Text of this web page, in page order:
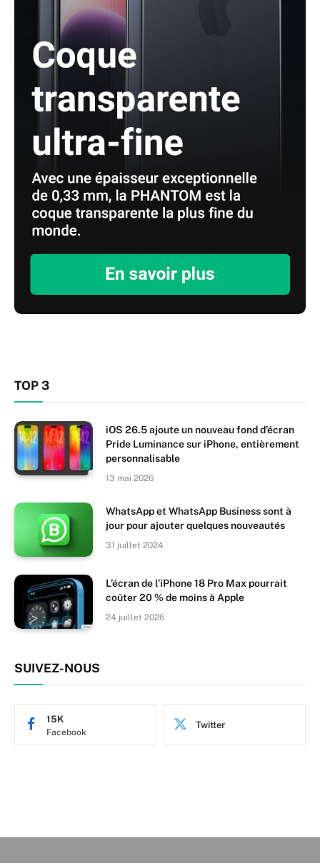
TOP 3
iOS 26.5 ajoute un nouveau fond d’écran
Pride Luminance sur iPhone, entièrement
personnalisable
13 mai 2026
WhatsApp et WhatsApp Business sont à
jour pour ajouter quelques nouveautés
31 juillet 2024
L’écran de l’iPhone 18 Pro Max pourrait
coûter 20 % de moins à Apple
24 juillet 2026
SUIVEZ-NOUS
Facebook
15K Twitter